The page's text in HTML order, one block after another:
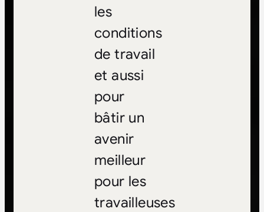
les
conditions
de travail
et aussi
pour
bâtir un
avenir
meilleur
pour les
travailleuses